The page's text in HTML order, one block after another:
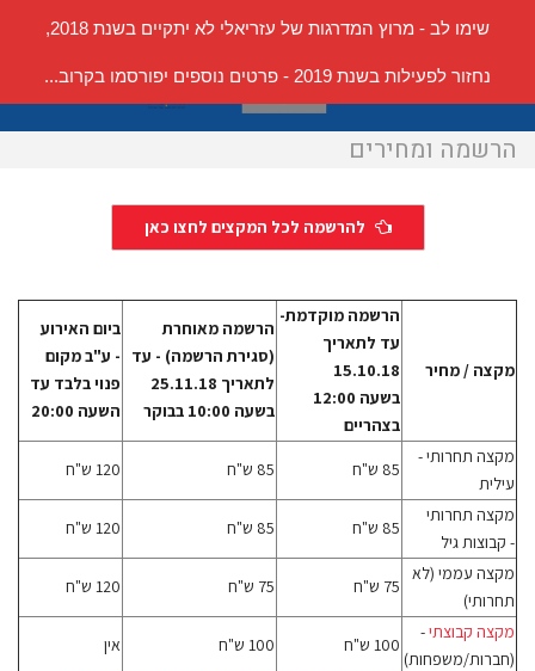
שימו לב - מרוץ המדרגות של עזריאלי לא יתקיים בשנת 2018,
נחזור לפעילות בשנת 2019 - פרטים נוספים יפורסמו בקרוב...
הרשמה ומחירים
להרשמה לכל המקצים לחצו כאן
מקצה / מחיר
הרשמה מוקדמת-
עד לתאריך
15.10.18
בשעה 12:00
בצהריים
הרשמה מאוחרת
(סגירת הרשמה) - עד
לתאריך 25.11.18
בשעה 10:00 בבוקר
ביום האירוע
- ע"ב מקום
פנוי בלבד עד
השעה 20:00
מקצה תחרותי -
עילית
85 ש"ח 85 ש"ח 120 ש"ח
מקצה תחרותי
- קבוצות גיל
85 ש"ח 85 ש"ח 120 ש"ח
מקצה עממי (לא
תחרותי)
75 ש"ח 75 ש"ח 120 ש"ח
מקצה קבוצתי-
(חברות/משפחות)
100 ש"ח 100 ש"ח אין